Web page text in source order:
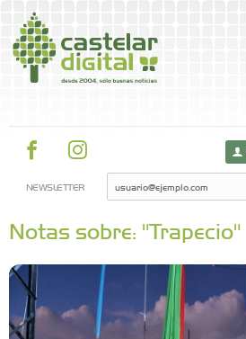
NEWSLETTER
Notas sobre: "Trapecio"